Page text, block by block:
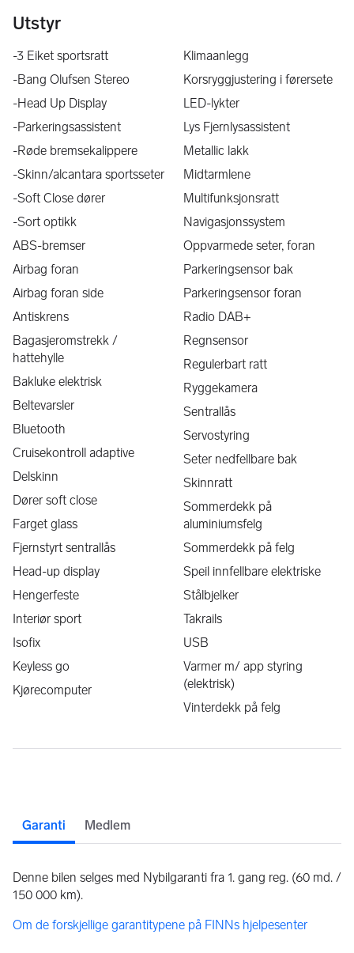
Utstyr
-3 Eiket sportsratt
-Bang Olufsen Stereo
-Head Up Display
-Parkeringsassistent
-Røde bremsekalippere
-Skinn/alcantara sportsseter
-Soft Close dører
-Sort optikk
ABS-bremser
Airbag foran
Airbag foran side
Antiskrens
Bagasjeromstrekk /
hattehylle
Bakluke elektrisk
Beltevarsler
Bluetooth
Cruisekontroll adaptive
Delskinn
Dører soft close
Farget glass
Fjernstyrt sentrallås
Head-up display
Hengerfeste
Interiør sport
Isofix
Keyless go
Kjørecomputer
Klimaanlegg
Korsryggjustering i førersete
LED-lykter
Lys Fjernlysassistent
Metallic lakk
Midtarmlene
Multifunksjonsratt
Navigasjonssystem
Oppvarmede seter, foran
Parkeringsensor bak
Parkeringsensor foran
Radio DAB+
Regnsensor
Regulerbart ratt
Ryggekamera
Sentrallås
Servostyring
Seter nedfellbare bak
Skinnratt
Sommerdekk på
aluminiumsfelg
Sommerdekk på felg
Speil innfellbare elektriske
Stålbjelker
Takrails
USB
Varmer m/ app styring
(elektrisk)
Vinterdekk på felg
Garanti Medlem
Denne bilen selges med Nybilgaranti fra 1. gang reg. (60 md. /
150 000 km).
Om de forskjellige garantitypene på FINNs hjelpesenter